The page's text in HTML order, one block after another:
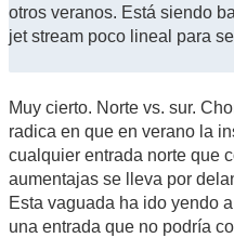
otros veranos. Está siendo
jet stream poco lineal para
Muy cierto. Norte vs. sur.
radica en que en verano la
cualquier entrada norte que
aumentajas se lleva por
Esta vaguada ha ido yendo
una entrada que no podría